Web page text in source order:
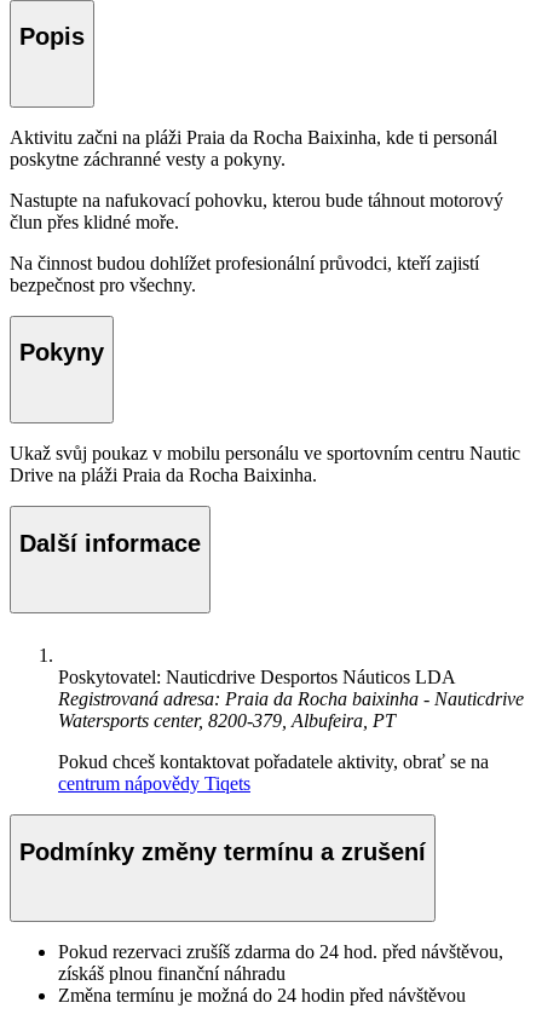
Popis
Aktivitu začni na pláži Praia da Rocha Baixinha, kde ti personál
poskytne záchranné vesty a pokyny.
Nastupte na nafukovací pohovku, kterou bude táhnout motorový
člun přes klidné moře.
Na činnost budou dohlížet profesionální průvodci, kteří zajistí
bezpečnost pro všechny.
Pokyny
Ukaž svůj poukaz v mobilu personálu ve sportovním centru Nautic
Drive na pláži Praia da Rocha Baixinha.
Další informace
Poskytovatel: Nauticdrive Desportos Náuticos LDA
Registrovaná adresa: Praia da Rocha baixinha - Nauticdrive
Watersports center, 8200-379, Albufeira, PT
Pokud chceš kontaktovat pořadatele aktivity, obrať se na
centrum nápovědy Tiqets
Podmínky změny termínu a zrušení
Pokud rezervaci zrušíš zdarma do 24 hod. před návštěvou,
získáš plnou finanční náhradu
Změna termínu je možná do 24 hodin před návštěvou